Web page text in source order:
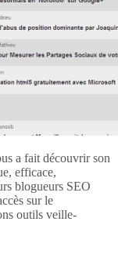
a fait découvrir son
efficace,
blogueurs SEO
sur le
outils veille-